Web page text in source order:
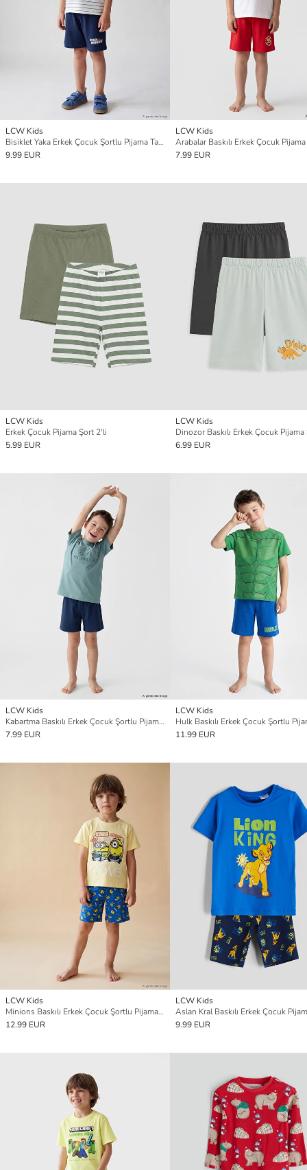
LCW Kids
Bisiklet Yaka Erkek Çocuk Şortlu Pijama Takımı
9.99 EUR
LCW Kids
Arabalar Baskılı Erkek Çocuk Pijama
7.99 EUR
LCW Kids
Erkek Çocuk Pijama Şort 2'li
5.99 EUR
LCW Kids
Dinozor Baskılı Erkek Çocuk
6.99 EUR
LCW Kids
Kabartma Baskılı Erkek Çocuk Şortlu Pijama Takımı
7.99 EUR
LCW Kids
11.99 EUR
LCW Kids
Minions Baskılı Erkek Çocuk Şortlu Pijama Takımı
12.99 EUR
LCW Kids
9.99 EUR